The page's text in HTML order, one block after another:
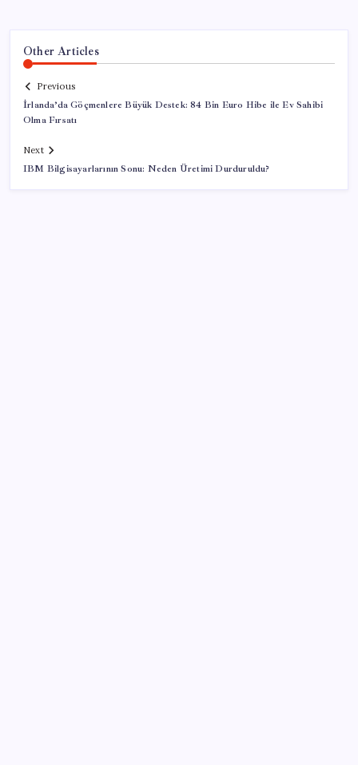
Other Articles
Previous
İrlanda’da Göçmenlere Büyük Destek: 84 Bin Euro Hibe ile Ev Sahibi
Olma Fırsatı
Next
IBM Bilgisayarlarının Sonu: Neden Üretimi Durduruldu?